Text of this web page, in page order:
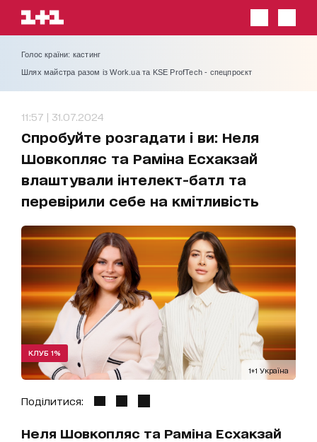
Голос країни: кастинг
Шлях майстра разом із Work.ua та KSE ProfTech - спецпроєкт
11:57 | 31.07.2024
Спробуйте розгадати і ви: Неля
Шовкопляс та Раміна Есхакзай
влаштували інтелект-батл та
перевірили себе на кмітливість
1+1 Україна
КЛУБ 1%
Поділитися:
Неля Шовкопляс та Раміна Есхакзай